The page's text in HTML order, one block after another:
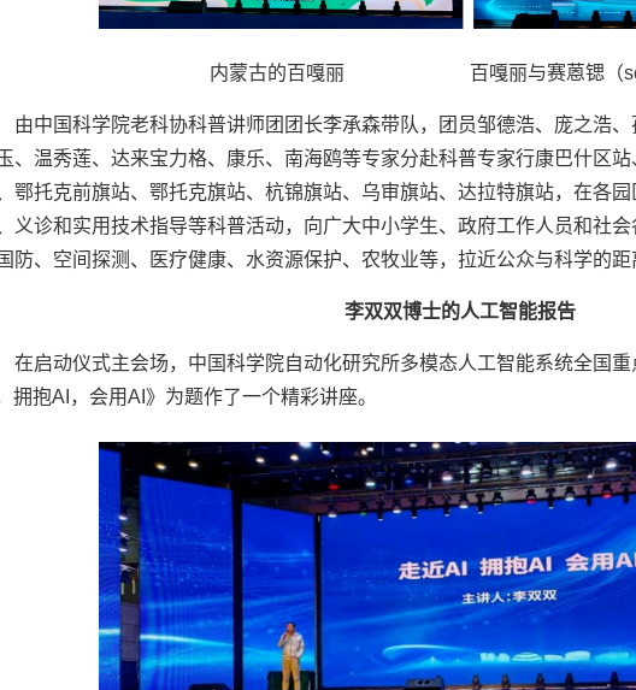
内蒙古的百嘎丽 百嘎丽与赛蒽锶（
由中国科学院老科协科普讲师团团长李承森带队，团员邹德浩、庞之浩
、温秀莲、达来宝力格、康乐、南海鸥等专家分赴科普专家行康巴什区
鄂托克前旗站、鄂托克旗站、杭锦旗站、乌审旗站、达拉特旗站，在各
义诊和实用技术指导等科普活动，向广大中小学生、政府工作人员和社
防、空间探测、医疗健康、水资源保护、农牧业等，拉近公众与科学的距
李双双博士的人工智能报告
在启动仪式主会场，中国科学院自动化研究所多模态人工智能系统全国
拥抱AI，会用AI》为题作了一个精彩讲座。